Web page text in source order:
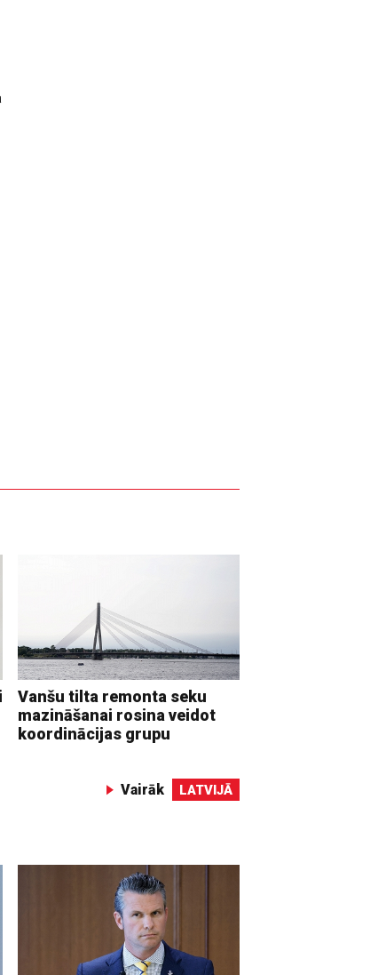
Vanšu tilta remonta seku
mazināšanai rosina veidot
koordinācijas grupu
Vairāk LATVIJĀ